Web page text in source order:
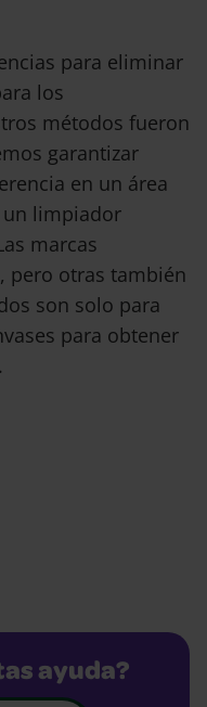
para eliminar
los
métodos fueron
garantizar
en un área
un limpiador
marcas
pero otras también
son solo para
para obtener
ayuda?